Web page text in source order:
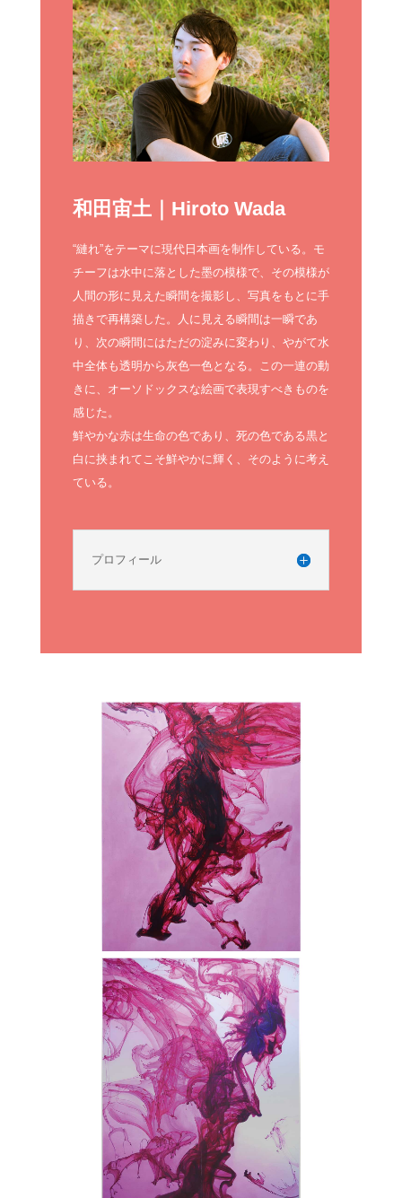
和田宙土｜Hiroto Wada
“縺れ”をテーマに現代日本画を制作している。モ
チーフは水中に落とした墨の模様で、その模様が
人間の形に見えた瞬間を撮影し、写真をもとに手
描きで再構築した。人に見える瞬間は一瞬であ
り、次の瞬間にはただの淀みに変わり、やがて水
中全体も透明から灰色一色となる。この一連の動
きに、オーソドックスな絵画で表現すべきものを
感じた。
鮮やかな赤は生命の色であり、死の色である黒と
白に挟まれてこそ鮮やかに輝く、そのように考え
ている。
プロフィール